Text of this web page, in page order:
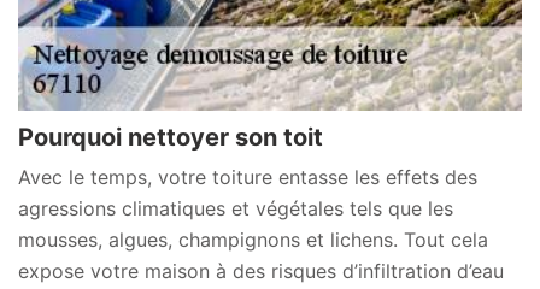
Pourquoi nettoyer son toit
Avec le temps, votre toiture entasse les effets des
agressions climatiques et végétales tels que les
mousses, algues, champignons et lichens. Tout cela
expose votre maison à des risques d’infiltration d’eau